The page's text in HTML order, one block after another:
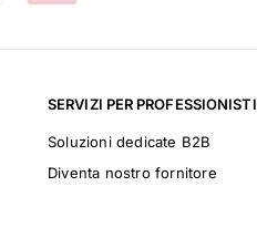
SERVIZI PER PROFESSIONISTI
Soluzioni dedicate B2B
Diventa nostro fornitore